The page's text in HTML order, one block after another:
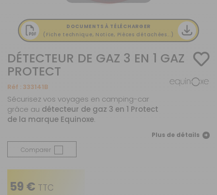
DOCUMENTS À TÉLÉCHARGER
(Fiche technique, Notice, Pièces détachées...)
DÉTECTEUR DE GAZ 3 EN 1 GAZ
PROTECT
Réf : 333141B
Sécurisez vos voyages en camping-car
grâce au détecteur de gaz 3 en 1 Protect
de la marque Equinoxe.
Plus de détails
Comparer
59 € TTC